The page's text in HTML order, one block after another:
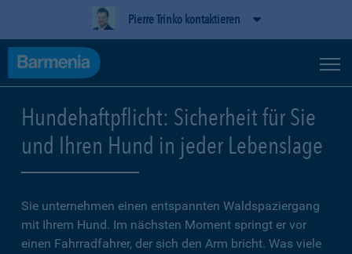
Pierre Trinko kontaktieren
Hundehaftpflicht: Sicherheit für Sie
und Ihren Hund in jeder Lebenslage
Sie unternehmen einen entspannten Waldspaziergang
mit Ihrem Hund. Im nächsten Moment springt er vor
einen Fahrradfahrer, der sich den Arm bricht. Was viele